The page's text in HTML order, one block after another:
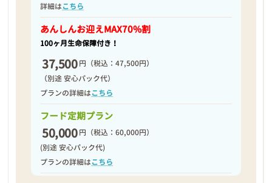
詳細はこちら
あんしんお迎えMAX70%割
100ヶ月生命保障付き！
37,500 円 （税込：47,500円）
（別途 安心パック代）
プランの詳細はこちら
フード定期プラン
50,000 円 （税込：60,000円）
(別途 安心パック代)
プランの詳細はこちら